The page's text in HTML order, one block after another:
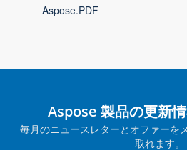
Aspose.PDF
Aspose 製品の更新
毎月のニュースレターとオファーを
取れます。